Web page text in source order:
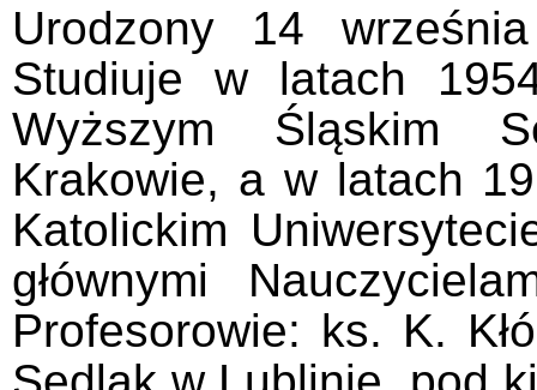
Urodzony 14
Studiuje w latach
Wyższym Śląskim
Krakowie, a w latach
Katolickim
głównymi
Profesorowie: ks. K.